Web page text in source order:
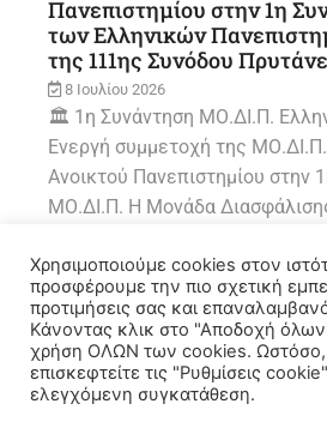
Πανεπιστημίου στην 1η
των Ελληνικών
της 111ης Συνόδου
8 Ιουλίου 2026
🏛️ 1η Συνάντηση ΜΟ.ΔΙ.Π.
Ενεργή συμμετοχή της
Ανοικτού Πανεπιστημίου στην
ΜΟ.ΔΙ.Π. Η Μονάδα
Υποβολή Πρότασης
ΠΛΗ, ΕΛΠ, ΦΥΕ & ΕΠΟ (2ος
πιστοποίησης)
17 Ιουνίου 2026
🏛️ Επαναπιστοποίηση ΠΠΣ
Χρησιμοποιούμε cookies στον
προσφέρουμε την πιο σχετική
προτιμήσεις σας και
Κάνοντας κλικ στο "Αποδοχή
χρήση ΟΛΩΝ των cookies. Ωστόσο,
επισκεφτείτε τις "Ρυθμίσεις
ελεγχόμενη συγκατάθεση.